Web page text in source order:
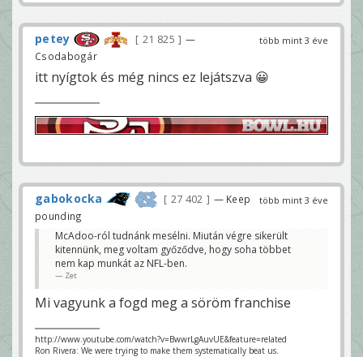
több mint 3 éve
petey 21 825
—
Csodabogár
itt nyígtok és még nincs ez lejátszva 😀
több mint 3 éve
gabokocka 27 402
— Keep
pounding
McAdoo-ról tudnánk mesélni. Miután végre sikerült
kitennünk, meg voltam győződve, hogy soha többet
nem kap munkát az NFL-ben.
Zet
Mi vagyunk a fogd meg a söröm franchise
http://www.youtube.com/watch?v=BwwrLgAuvUE&feature=related
Ron Rivera: We were trying to make them systematically beat us.